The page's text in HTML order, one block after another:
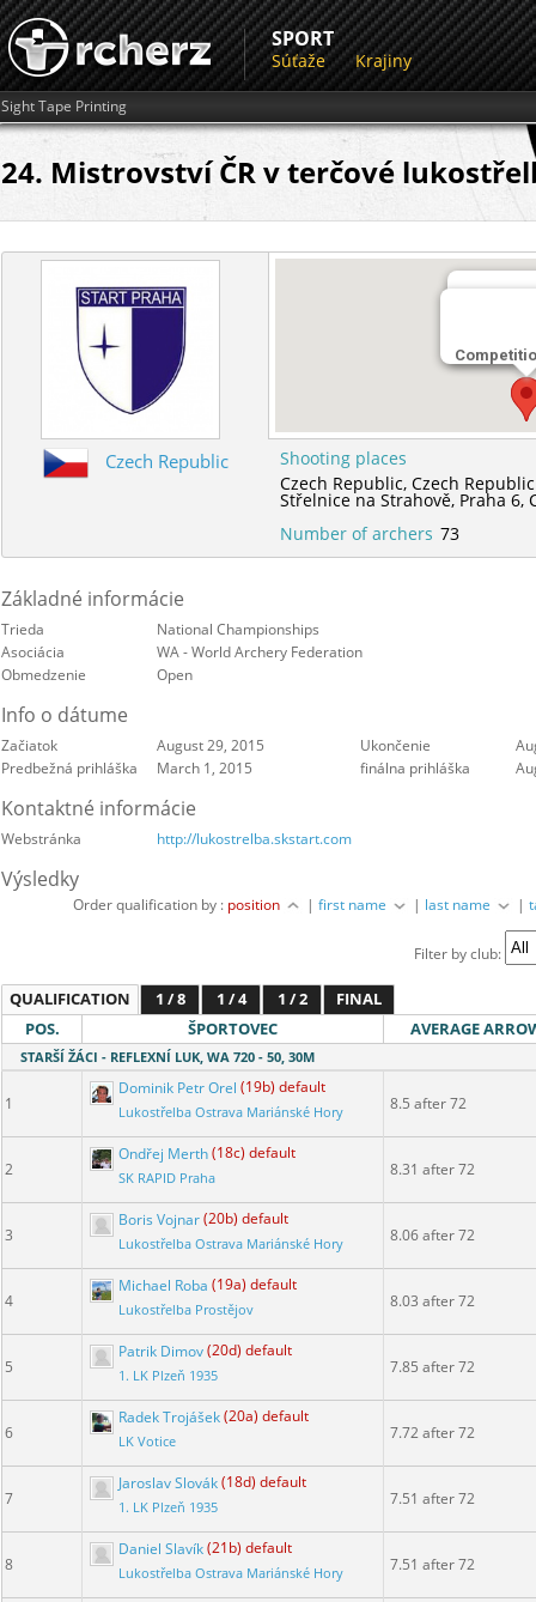
SPORT
Súťaže Krajiny
Sight Tape Printing
24. Mistrovství ČR v terčové
Střelnice
Czech Republic
Shooting places
Czech Republic,Czech Republic
Střelnice na Strahově, Praha 6,
Number of archers 73
Základné informácie
Trieda
National Championships
Asociácia
WA - World Archery Federation
Obmedzenie
Open
Info o dátume
Začiatok August 29, 2015 Ukončenie
Predbežná prihláška
March 1, 2015 finálna prihláška
Kontaktné informácie
Webstránka http://lukostrelba.skstart.com
Výsledky
Order qualification by : position |first name | last name |
Filter by club:
QUALIFICATION 1 / 8 1 / 4 1 / 2
FINAL
POS.
ŠPORTOVEC AVERAGE
STARŠÍ ŽÁCI - REFLEXNÍ LUK, WA 720 - 50, 30M
1
Dominik Petr Orel (19b) default
Lukostřelba Ostrava Mariánské Hory 8.5 after 72
2
Ondřej Merth(18c) default
SK RAPID Praha 8.31 after 72
3
Boris Vojnar(20b) default
Lukostřelba Ostrava Mariánské Hory 8.06 after 72
4
Michael Roba (19a) default
Lukostřelba Prostějov 8.03 after 72
5
Patrik Dimov(20d) default
1. LK Plzeň 1935 7.85 after 72
6
Radek Trojášek(20a) default
LK Votice 7.72 after 72
7
Jaroslav Slovák(18d) default
1. LK Plzeň 1935 7.51 after 72
8
Daniel Slavík(21b) default
Lukostřelba Ostrava Mariánské Hory 7.51 after 72